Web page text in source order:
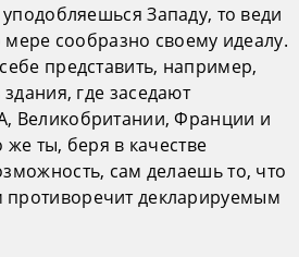
Западу, то веди
мере сообразно своему идеалу.
представить, например,
где заседают
Великобритании, Франции и
же ты, беря в качестве
сам делаешь то, что
декларируемым